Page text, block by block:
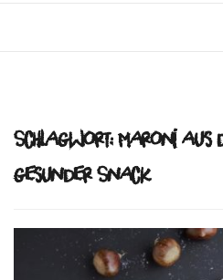
Schlagwort:Maroni aus
gesunder Snack